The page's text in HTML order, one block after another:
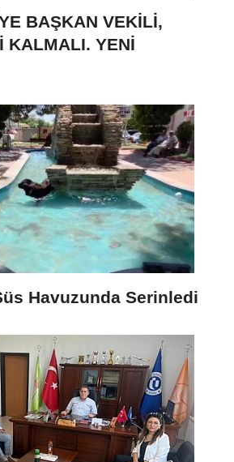
BAŞKAN VEKİLİ,
KALMALI. YENİ
Havuzunda Serinledi